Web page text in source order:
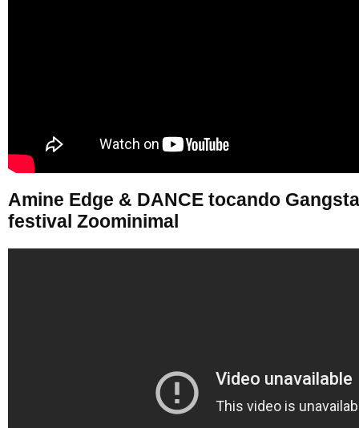
Amine Edge & DANCE tocando
festival Zoominimal